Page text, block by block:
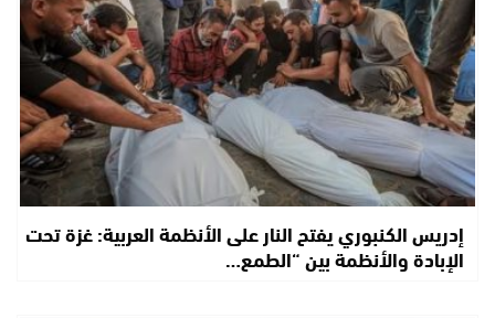
إدريس الكنبوري يفتح النار على الأنظمة العربية: غزة تحت
الإبادة والأنظمة بين “الطمع…